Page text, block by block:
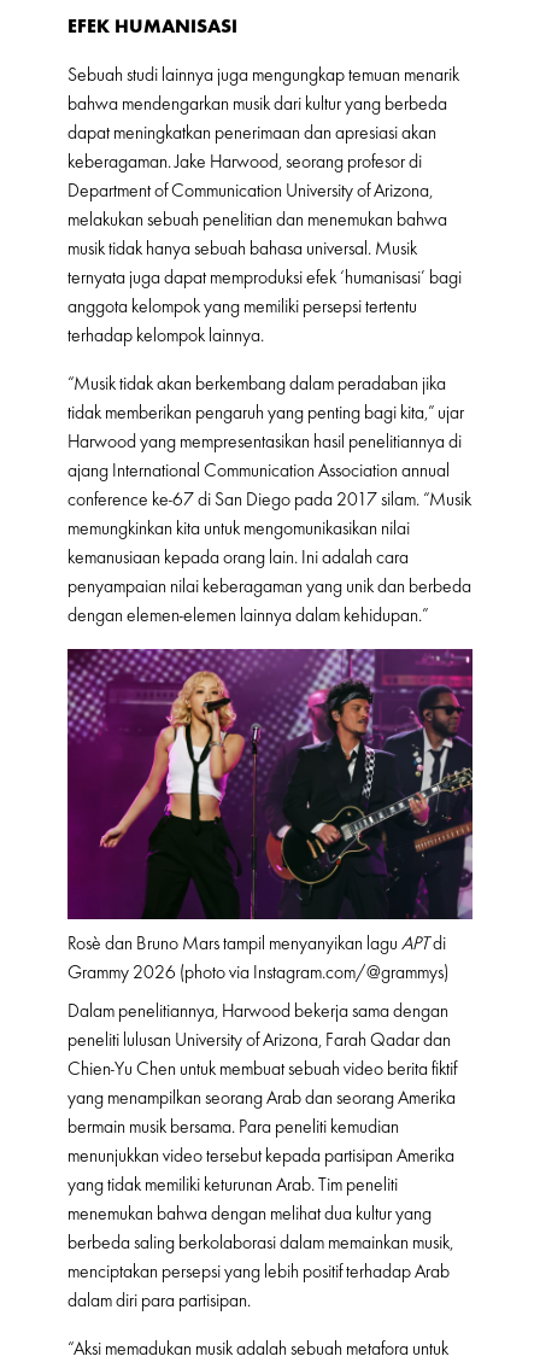
EFEK HUMANISASI
Sebuah studi lainnya juga mengungkap temuan menarik
bahwa mendengarkan musik dari kultur yang berbeda
dapat meningkatkan penerimaan dan apresiasi akan
keberagaman. Jake Harwood, seorang profesor di
Department of Communication University of Arizona,
melakukan sebuah penelitian dan menemukan bahwa
musik tidak hanya sebuah bahasa universal. Musik
ternyata juga dapat memproduksi efek ‘humanisasi’ bagi
anggota kelompok yang memiliki persepsi tertentu
terhadap kelompok lainnya.
“Musik tidak akan berkembang dalam peradaban jika
tidak memberikan pengaruh yang penting bagi kita,” ujar
Harwood yang mempresentasikan hasil penelitiannya di
ajang International Communication Association annual
conference ke-67 di San Diego pada 2017 silam. “Musik
memungkinkan kita untuk mengomunikasikan nilai
kemanusiaan kepada orang lain. Ini adalah cara
penyampaian nilai keberagaman yang unik dan berbeda
dengan elemen-elemen lainnya dalam kehidupan.”
Rosè dan Bruno Mars tampil menyanyikan lagu APTdi
Grammy 2026 (photo via Instagram.com/@grammys)
Dalam penelitiannya, Harwood bekerja sama dengan
peneliti lulusan University of Arizona, Farah Qadar dan
Chien-Yu Chen untuk membuat sebuah video berita fiktif
yang menampilkan seorang Arab dan seorang Amerika
bermain musik bersama. Para peneliti kemudian
menunjukkan video tersebut kepada partisipan Amerika
yang tidak memiliki keturunan Arab. Tim peneliti
menemukan bahwa dengan melihat dua kultur yang
berbeda saling berkolaborasi dalam memainkan musik,
menciptakan persepsi yang lebih positif terhadap Arab
dalam diri para partisipan.
“Aksi memadukan musik adalah sebuah metafora untuk